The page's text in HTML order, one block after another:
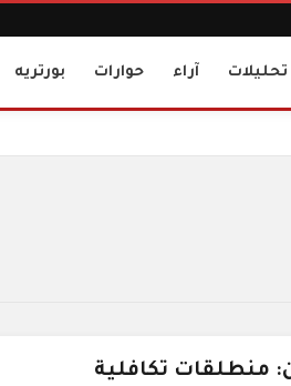
تحليلات آراء حوارات بورتريه
منطلقات تكافلية